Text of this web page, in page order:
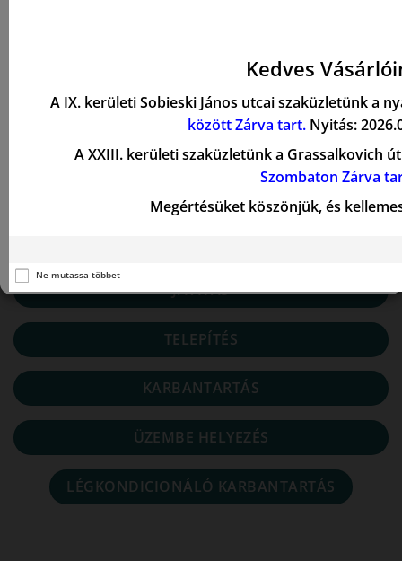
technológiákhoz való hozzájárulás lehetővé teszi számunkra, hogy olyan
vagy az egyedi azonosítók. A hozzájárulás megtagadása vagy
visszavonása hátrányosan befolyásolhat bizonyos funkciókat és
Cookie szabályzat
SZOLGÁLTATÁSAINK
JAVÍTÁS
TELEPÍTÉS
KARBANTARTÁS
ÜZEMBE HELYEZÉS
LÉGKONDICIONÁLÓ KARBANTARTÁS
Kedves
A IX. kerületi Sobieski János utcai szaküzletünk a
között Zárva tart. Nyitás:
A XXIII. kerületi szaküzletünk a Grassalkovich
Szombaton Zárva
Megértésüket köszönjük, és
Ne mutassa többet